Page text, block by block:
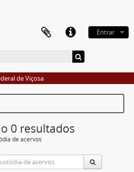
Entrar
de Viçosa
0 resultados
de acervos